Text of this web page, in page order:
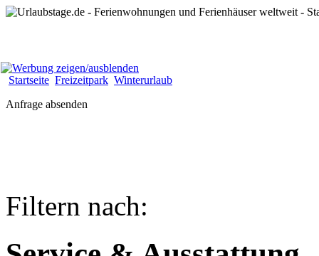
Startseite Freizeitpark Winterurlaub
Anfrage absenden
Filtern nach: